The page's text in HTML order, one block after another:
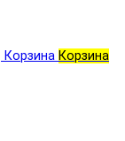
Корзина Корзина